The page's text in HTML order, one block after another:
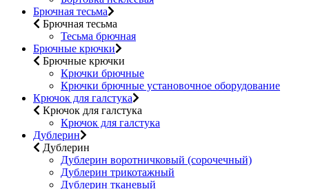
Брючная тесьма
Брючная тесьма
Тесьма брючная
Брючные крючки
Брючные крючки
Крючки брючные
Крючки брючные установочное оборудование
Крючок для галстука
Крючок для галстука
Крючок для галстука
Дублерин
Дублерин
Дублерин воротничковый (сорочечный)
Дублерин трикотажный
Дублерин тканевый